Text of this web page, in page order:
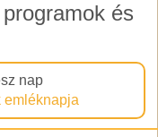
és
nap
emléknapja